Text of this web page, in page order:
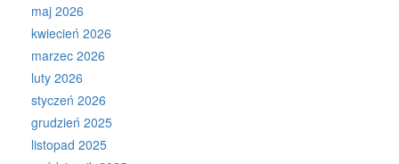
maj 2026
kwiecień 2026
marzec 2026
luty 2026
styczeń 2026
grudzień 2025
listopad 2025